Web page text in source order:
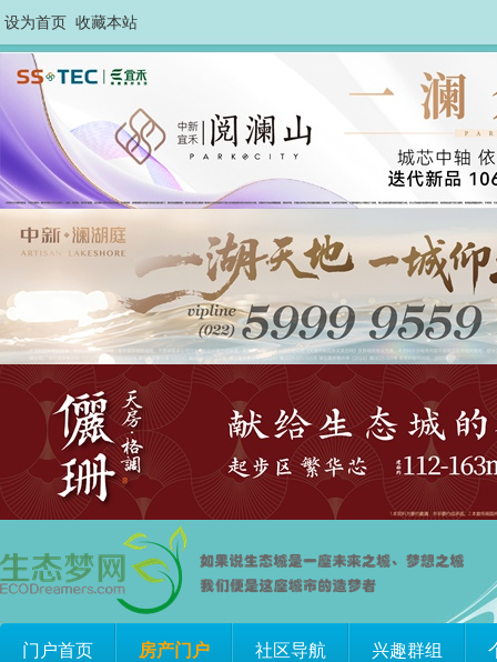
设为首页 收藏本站
门户首页 房产门户 社区导航 兴趣群组